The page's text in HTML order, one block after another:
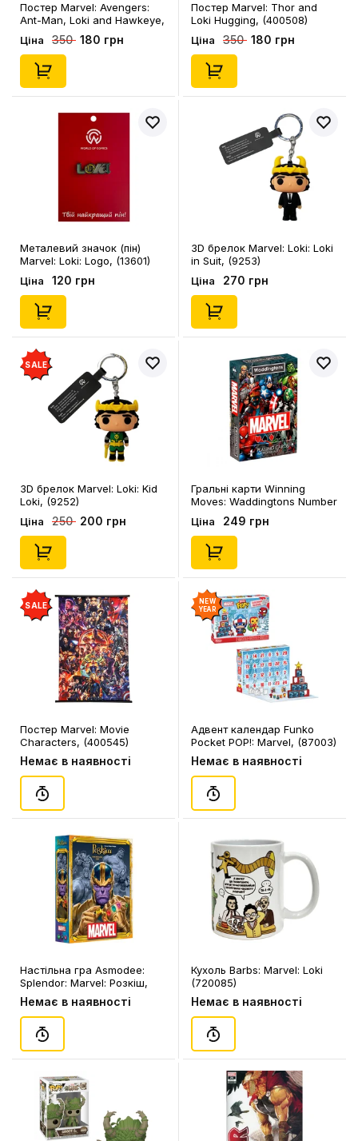
Постер Marvel: Avengers:
Ant-Man, Loki and Hawkeye,
(400546)
Ціна 350 180 грн
Постер Marvel: Thor and
Loki Hugging, (400508)
Ціна 350 180 грн
Металевий значок (пін)
Marvel: Loki: Logo, (13601)
Ціна 120 грн
3D брелок Marvel: Loki: Loki
in Suit, (9253)
Ціна 270 грн
SALE
3D брелок Marvel: Loki: Kid
Loki, (9252)
Ціна 250 200 грн
Гральні карти Winning
Moves: Waddingtons Number
1: Marvel, (724419)
Ціна 249 грн
SALE
Постер Marvel: Movie
Characters, (400545)
Немає в наявності
NEW
YEAR
Адвент календар Funko
Pocket POP!: Marvel, (87003)
Немає в наявності
Настільна гра Asmodee:
Splendor: Marvel: Розкіш,
(90632)
Немає в наявності
Кухоль Barbs: Marvel: Loki
(720085)
Немає в наявності